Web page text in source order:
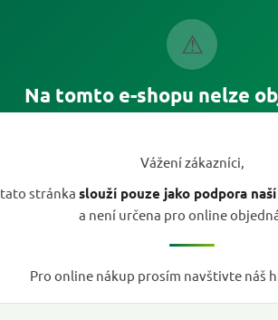
⚠
Na tomto e-shopu nelze
Vážení zákazníci,
tato stránka slouží pouze jako podpora
a není určena pro online
Pro online nákup prosím navštivte náš